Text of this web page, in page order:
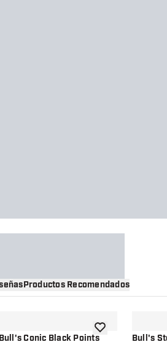
Productos Recomendados
lista de deseos
Bull's Conic Black Pointsañadir a la lista de
Bull's